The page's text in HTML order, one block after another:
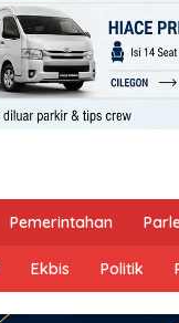
Pemerintahan
Ekbis Politik